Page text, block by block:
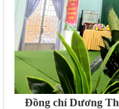
Đồng chí Dương